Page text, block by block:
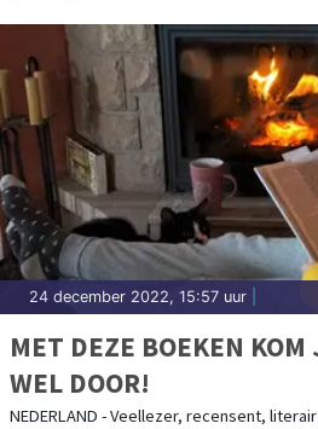
24 december 2022, 15:57 uur
MET DEZE BOEKEN
WEL DOOR!
NEDERLAND - Veellezer, recensent,